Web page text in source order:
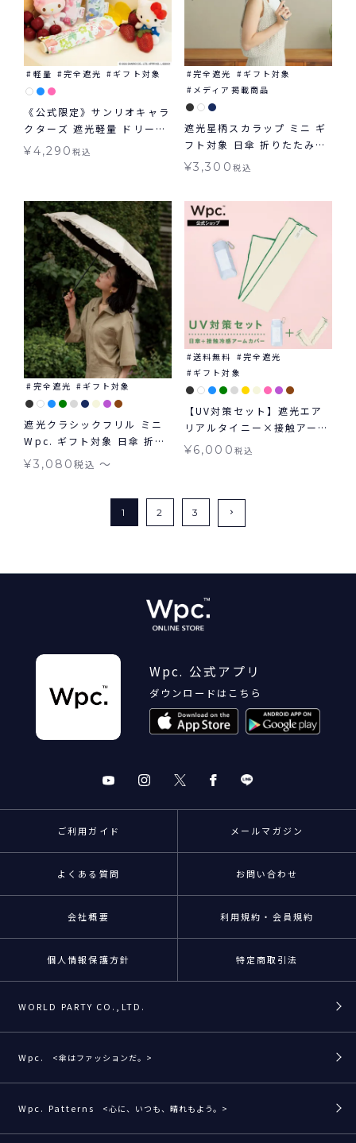
軽量 完全遮光 ギフト対象
《公式限定》サンリオキャラ
クターズ 遮光軽量 ドリーミ
ング ミニ 日傘 折りたたみ
¥4,290税込
完全遮光
ギフト対象
メディア掲載商品
遮光星柄スカラップ ミニ ギ
フト対象 日傘 折りたたみ傘
晴雨兼用 Wpc.
¥3,300 税込
完全遮光 ギフト対象
遮光クラシックフリル ミニ
Wpc. ギフト対象 日傘 折り
たたみ 晴雨兼用
¥3,080税込 〜
送料無料
完全遮光
ギフト対象
【UV対策セット】遮光エア
リアルタイニー×接触アーム
カバー セット 折りたたみ日
¥6,000 税込
1 2 3
Wpc. 公式アプリ
ダウンロードはこちら
ご利用ガイド メールマガジン
よくある質問 お問い合わせ
会社概要 利用規約・会員規約
個人情報保護方針 特定商取引法
WORLD PARTY CO.,LTD.
Wpc. <傘はファッションだ。>
Wpc. Patterns <心に、いつも、晴れもよう。>